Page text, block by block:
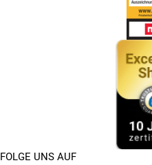
FOLGE UNS AUF